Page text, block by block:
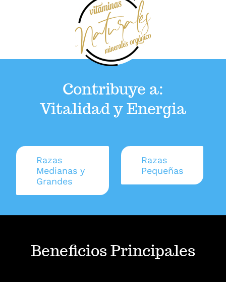
Contribuye a:
Vitalidad y Energia
Razas
Medianas y
Grandes
Razas
Pequeñas
Beneficios Principales